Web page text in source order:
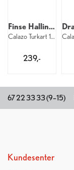
Finse Hallingskarvet Aurlandsdalen
Calazo Turkart 1:50 000
239,-
67 22 33 33 (9–15)
Kundesenter